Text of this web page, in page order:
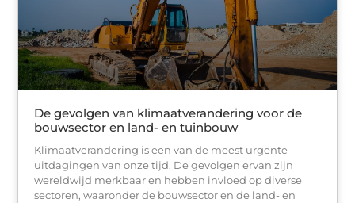
De gevolgen van klimaatverandering voor de
bouwsector en land- en tuinbouw
Klimaatverandering is een van de meest urgente
uitdagingen van onze tijd. De gevolgen ervan zijn
wereldwijd merkbaar en hebben invloed op diverse
sectoren, waaronder de bouwsector en de land- en